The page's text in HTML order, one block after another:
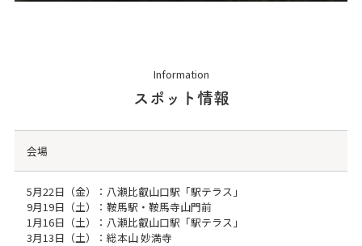
Information
スポット情報
会場
5月22日（金）：八瀬比叡山口駅「駅テラス」
9月19日（土）：鞍馬駅・鞍馬寺山門前
1月16日（土）：八瀬比叡山口駅「駅テラス」
3月13日（土）：総本山 妙満寺